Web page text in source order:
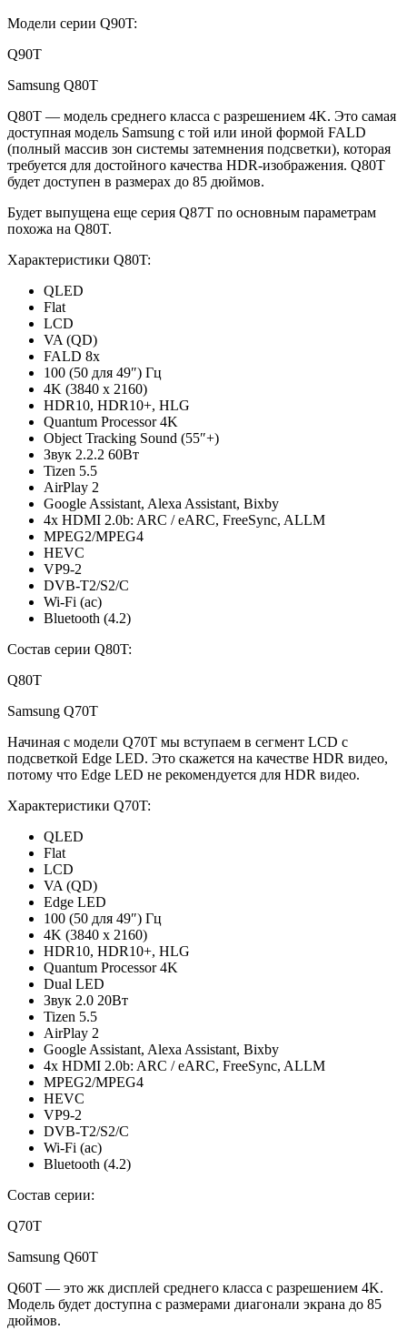
Модели серии Q90T:
Q90T
Samsung Q80T
Q80T — модель среднего класса с разрешением 4K. Это самая
доступная модель Samsung с той или иной формой FALD
(полный массив зон системы затемнения подсветки), которая
требуется для достойного качества HDR-изображения. Q80T
будет доступен в размерах до 85 дюймов.
Будет выпущена еще серия Q87T по основным параметрам
похожа на Q80T.
Характеристики Q80T:
QLED
Flat
LCD
VA (QD)
FALD 8x
100 (50 для 49″) Гц
4K (3840 x 2160)
HDR10, HDR10+, HLG
Quantum Processor 4K
Object Tracking Sound (55″+)
Звук 2.2.2 60Вт
Tizen 5.5
AirPlay 2
Google Assistant, Alexa Assistant, Bixby
4x HDMI 2.0b: ARC / eARC, FreeSync, ALLM
MPEG2/MPEG4
HEVC
VP9-2
DVB-T2/S2/C
Wi-Fi (ac)
Bluetooth (4.2)
Состав серии Q80T:
Q80T
Samsung Q70T
Начиная с модели Q70T мы вступаем в сегмент LCD с
подсветкой Edge LED. Это скажется на качестве HDR видео,
потому что Edge LED не рекомендуется для HDR видео.
Характеристики Q70T:
QLED
Flat
LCD
VA (QD)
Edge LED
100 (50 для 49″) Гц
4K (3840 x 2160)
HDR10, HDR10+, HLG
Quantum Processor 4K
Dual LED
Звук 2.0 20Вт
Tizen 5.5
AirPlay 2
Google Assistant, Alexa Assistant, Bixby
4x HDMI 2.0b: ARC / eARC, FreeSync, ALLM
MPEG2/MPEG4
HEVC
VP9-2
DVB-T2/S2/C
Wi-Fi (ac)
Bluetooth (4.2)
Состав серии:
Q70T
Samsung Q60T
Q60T — это жк дисплей среднего класса с разрешением 4K.
Модель будет доступна с размерами диагонали экрана до 85
дюймов.